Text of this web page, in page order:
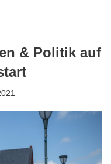
& Politik auf